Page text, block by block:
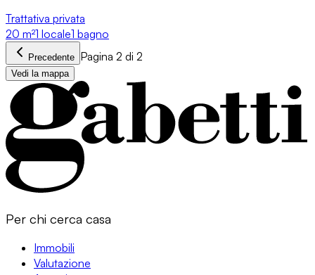
Trattativa privata
20 m²1 locale1 bagno
Precedente Pagina 2 di 2
Vedi la mappa
Per chi cerca casa
Immobili
Valutazione